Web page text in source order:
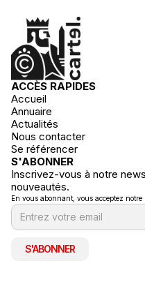
ACCÈS RAPIDES
Accueil
Annuaire
Actualités
Nous contacter
Se référencer
S'ABONNER
Inscrivez-vous à notre
nouveautés.
En vous abonnant, vous acceptez